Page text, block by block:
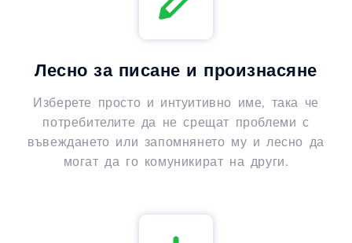
Лесно за писане и произнасяне
Изберете просто и интуитивно име, така че
потребителите да не срещат проблеми с
въвеждането или запомнянето му и лесно да
могат да го комуникират на други.